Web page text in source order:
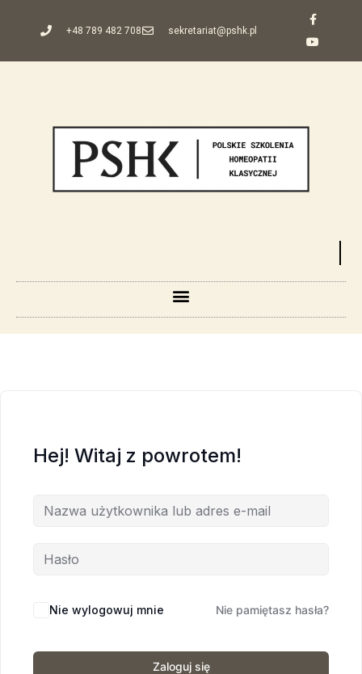
+48 789 482 708 sekretariat@pshk.pl
Hej! Witaj z powrotem!
Nie wylogowuj mnie Nie pamiętasz hasła?
Zaloguj się